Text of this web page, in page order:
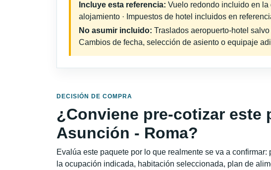
Incluye esta referencia: Vuelo redondo incluido en la
alojamiento · Impuestos de hotel incluidos en
No asumir incluido: Traslados aeropuerto-hotel
Cambios de fecha, selección de asiento o equipaje
DECISIÓN DE COMPRA
¿Conviene pre-cotizar este
Asunción - Roma?
Evalúa este paquete por lo que realmente se va a confirmar:
la ocupación indicada, habitación seleccionada, plan de